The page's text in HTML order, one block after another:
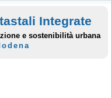
Integrate
e sostenibilità urbana